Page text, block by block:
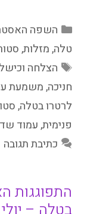
קטגוריות
השפה
טלה,מזלות,
תגיות
הצלחה
חניכה,משמעת
לרטרו בטלה,
פנימית,עמוד
כתיבת תגובה
התפוגגות